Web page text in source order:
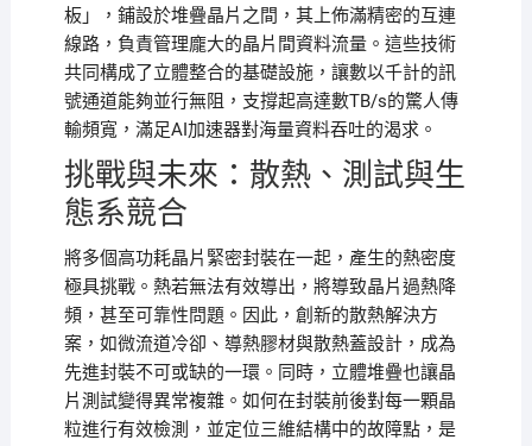
板」，鋪設於堆疊晶片之間，其上佈滿精密的互連
線路，負責管理龐大的晶片間資料流量。這些技術
共同構成了立體整合的基礎設施，讓數以千計的訊
號通道能夠並行無阻，支撐起高達數TB/s的驚人傳
輸頻寬，滿足AI加速器對海量資料吞吐的渴求。
挑戰與未來：散熱、測試與生
態系競合
將多個高功耗晶片緊密封裝在一起，產生的熱密度
極具挑戰。熱若無法有效導出，將導致晶片過熱降
頻，甚至可靠性問題。因此，創新的散熱解決方
案，如微流道冷卻、導熱膠材與散熱蓋設計，成為
先進封裝不可或缺的一環。同時，立體堆疊也讓晶
片測試變得異常複雜。如何在封裝前後對每一顆晶
粒進行有效檢測，並定位三維結構中的故障點，是